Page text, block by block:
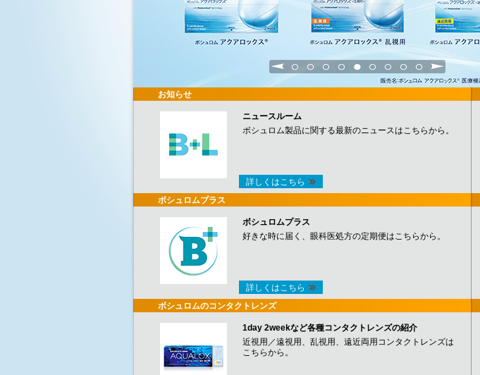
1 2 3 4 5 6 7 8 9
お知らせ
ニュースルーム
ボシュロム製品に関する最新のニュースはこちらから。
詳しくはこちら
ボシュロムプラス
ボシュロムプラス
好きな時に届く、眼科医処方の定期便はこちらから。
詳しくはこちら
ボシュロムのコンタクトレンズ
1day 2weekなど各種コンタクトレンズの紹介
近視用／遠視用、乱視用、遠近両用コンタクトレンズは
こちらから。